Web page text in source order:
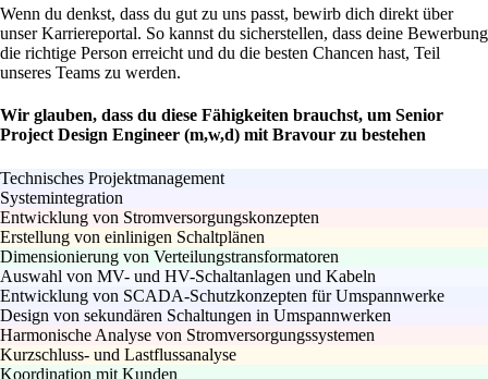
Wenn du denkst, dass du gut zu uns passt, bewirb dich direkt über
unser Karriereportal. So kannst du sicherstellen, dass deine Bewerbung
die richtige Person erreicht und du die besten Chancen hast, Teil
unseres Teams zu werden.
Wir glauben, dass du diese Fähigkeiten brauchst, um Senior
Project Design Engineer (m,w,d) mit Bravour zu bestehen
Technisches Projektmanagement
Systemintegration
Entwicklung von Stromversorgungskonzepten
Erstellung von einlinigen Schaltplänen
Dimensionierung von Verteilungstransformatoren
Auswahl von MV- und HV-Schaltanlagen und Kabeln
Entwicklung von SCADA-Schutzkonzepten für Umspannwerke
Design von sekundären Schaltungen in Umspannwerken
Harmonische Analyse von Stromversorgungssystemen
Kurzschluss- und Lastflussanalyse
Koordination mit Kunden